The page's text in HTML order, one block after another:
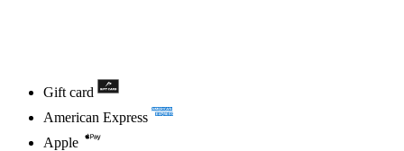
Gift card
American Express
Apple